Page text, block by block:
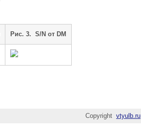
Рис. 3. S/N от DM
Copyright vtyulb.ru